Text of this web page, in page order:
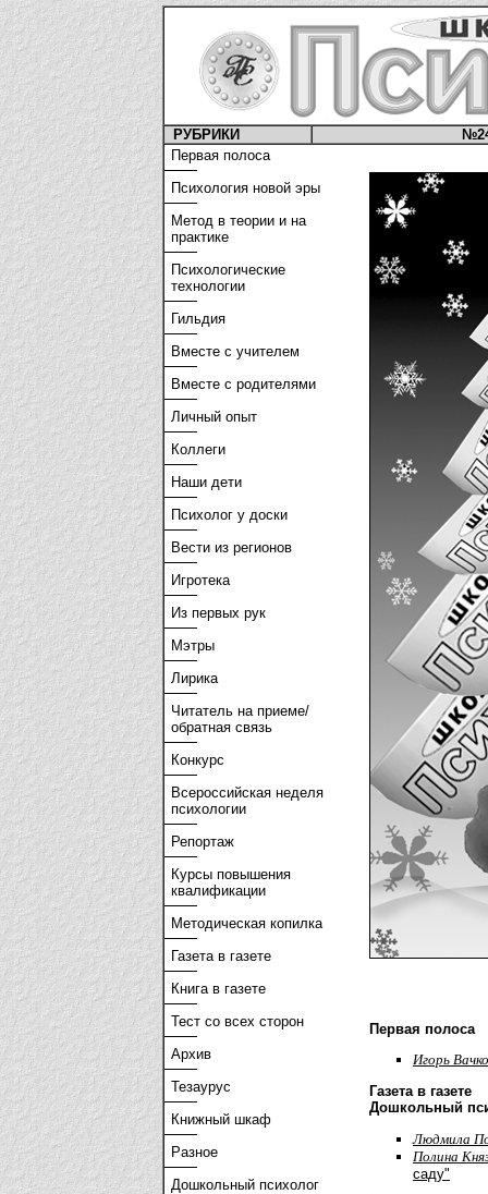
РУБРИКИ
Первая полоса
Психология новой эры
Метод в теории и на
практике
Психологические
технологии
Гильдия
Вместе с учителем
Вместе с родителями
Личный опыт
Коллеги
Наши дети
Психолог у доски
Вести из регионов
Игротека
Из первых рук
Мэтры
Лирика
Читатель на приеме/
обратная связь
Конкурс
Всероссийская неделя
психологии
Репортаж
Курсы повышения
квалификации
Методическая копилка
Газета в газете
Книга в газете
Тест со всех сторон
Архив
Тезаурус
Книжный шкаф
Разное
Дошкольный психолог
Первая полоса
Игорь
Газета в газете
Дошкольный
Людмила
Полина
саду"